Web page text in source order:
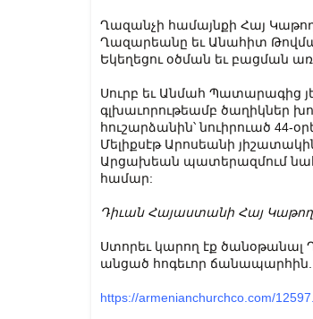
Ղազանչի համայնքի Հայ
Ղազարեանը եւ Անահիտ
Եկեղեցու օծման եւ բացման
Սուրբ եւ Անմահ Պատարագից
գլխաւորութեամբ ծաղիկներ
հուշարձանին՝ նուիրուած 44-
Մելիքսէթ Արոսեանի
Արցախեան պատերազմում
համար:
Դիւան Հայաստանի Հայ
Ստորեւ կարող էք ծանօթանալ
անցած հոգեւոր ճանապարհին.
https://armenianchurchco.com/